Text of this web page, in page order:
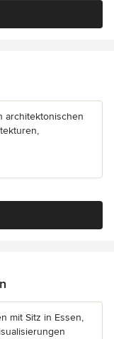
architektonischen
mit Sitz in Essen,